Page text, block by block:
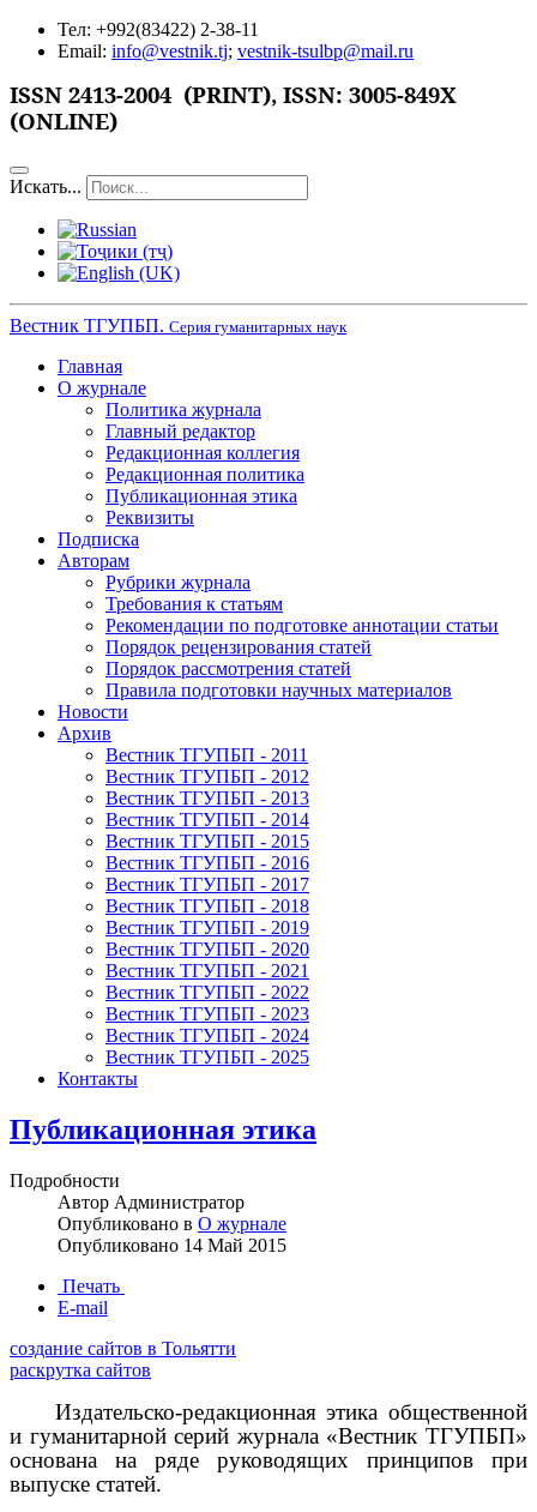
Тел: +992(83422) 2-38-11
Email: info@vestnik.tj; vestnik-tsulbp@mail.ru
ISSN 2413-2004 (PRINT), ISSN: 3005-849X
(ONLINE)
Искать...
Вестник ТГУПБП. Серия гуманитарных наук
Главная
О журнале
Политика журнала
Главный редактор
Редакционная коллегия
Редакционная политика
Публикационная этика
Реквизиты
Подписка
Авторам
Рубрики журнала
Требования к статьям
Рекомендации по подготовке аннотации статьи
Порядок рецензирования статей
Порядок рассмотрения статей
Правила подготовки научных материалов
Новости
Архив
Вестник ТГУПБП - 2011
Вестник ТГУПБП - 2012
Вестник ТГУПБП - 2013
Вестник ТГУПБП - 2014
Вестник ТГУПБП - 2015
Вестник ТГУПБП - 2016
Вестник ТГУПБП - 2017
Вестник ТГУПБП - 2018
Вестник ТГУПБП - 2019
Вестник ТГУПБП - 2020
Вестник ТГУПБП - 2021
Вестник ТГУПБП - 2022
Вестник ТГУПБП - 2023
Вестник ТГУПБП - 2024
Вестник ТГУПБП - 2025
Контакты
Публикационная этика
Подробности
Автор Администратор
Опубликовано в О журнале
Опубликовано 14 Май 2015
Печать
E-mail
создание сайтов в Тольятти
раскрутка сайтов
Издательско-редакционная этика общественной
и гуманитарной серий журнала «Вестник ТГУПБП»
основана на ряде руководящих принципов при
выпуске статей.